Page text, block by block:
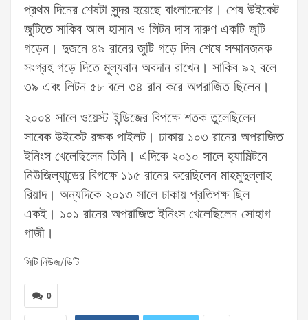
প্রথম দিনের শেষটা সুন্দর হয়েছে বাংলাদেশের। শেষ উইকেট
জুটিতে সাকিব আল হাসান ও লিটন দাস দারুণ একটি জুটি
গড়েন। দুজনে ৪৯ রানের জুটি গড়ে দিন শেষে সম্মানজনক
সংগ্রহ গড়ে দিতে মূল্যবান অবদান রাখেন। সাকিব ৯২ বলে
৩৯ এবং লিটন ৫৮ বলে ৩৪ রান করে অপরাজিত ছিলেন।
২০০৪ সালে ওয়েস্ট ইন্ডিজের বিপক্ষে শতক তুলেছিলেন
সাবেক উইকেট রক্ষক পাইলট। ঢাকায় ১০৩ রানের অপরাজিত
ইনিংস খেলেছিলেন তিনি। এদিকে ২০১০ সালে হ্যামিল্টনে
নিউজিল্যান্ডের বিপক্ষে ১১৫ রানের করেছিলেন মাহমুদুল্লাহ
রিয়াদ। অন্যদিকে ২০১৩ সালে ঢাকায় প্রতিপক্ষ ছিল
একই। ১০১ রানের অপরাজিত ইনিংস খেলেছিলেন সোহাগ
গাজী।
সিটি নিউজ/ডিটি
0